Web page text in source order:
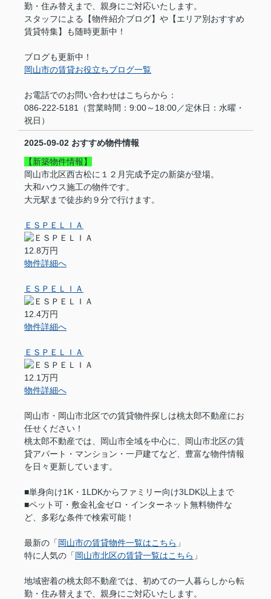
勤・住み替えまで、親身にご対応いたします。
スタッフによる【物件紹介ブログ】や【エリア別おすすめ
賃貸特集】も随時更新中！
ブログも更新中！
岡山市の賃貸お役立ちブログ一覧
お電話でのお問い合わせはこちらから：
086-222-5181（営業時間：9:00～18:00／定休日：水曜・
祝日）
2025-09-02 おすすめ物件情報
【新築物件情報】
岡山市北区西古松に１２月完成予定の新築が登場。
大和ハウス施工の物件です。
大元駅まで徒歩約９分で行けます。
ＥＳＰＥＬＩＡ
12.8万円
物件詳細へ
ＥＳＰＥＬＩＡ
12.4万円
物件詳細へ
ＥＳＰＥＬＩＡ
12.1万円
物件詳細へ
岡山市・岡山市北区での賃貸物件探しは桃太郎不動産にお
任せください！
桃太郎不動産では、岡山市全域を中心に、岡山市北区の賃
貸アパート・マンション・一戸建てなど、豊富な物件情報
を日々更新しています。
■単身向け1K・1LDKからファミリー向け3LDK以上まで
■ペット可・敷金礼金ゼロ・インターネット無料物件な
ど、多彩な条件で検索可能！
最新の「 岡山市の賃貸物件一覧はこちら 」
特に人気の「 岡山市北区の賃貸一覧はこちら 」
地域密着の桃太郎不動産では、初めての一人暮らしから転
勤・住み替えまで、親身にご対応いたします。